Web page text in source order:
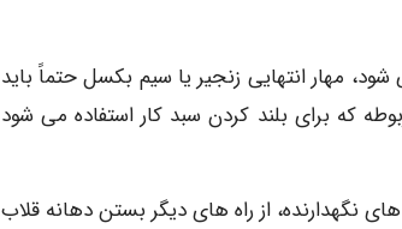
سیم بکسل استفاده می شود، مهار انتهایی زنجیر یا سیم بکسل حتماً باید
که برای بلند کردن سبد کار استفاده می شود
نگهدارنده، از راه های دیگر بستن دهانه قلاب